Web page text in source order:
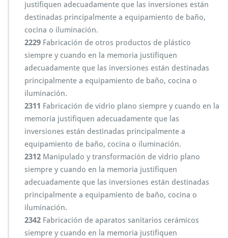
justifiquen adecuadamente que las inversiones están
destinadas principalmente a equipamiento de baño,
cocina o iluminación.
2229 Fabricación de otros productos de plástico
siempre y cuando en la memoria justifiquen
adecuadamente que las inversiones están destinadas
principalmente a equipamiento de baño, cocina o
iluminación.
2311 Fabricación de vidrio plano siempre y cuando en la
memoria justifiquen adecuadamente que las
inversiones están destinadas principalmente a
equipamiento de baño, cocina o iluminación.
2312 Manipulado y transformación de vidrio plano
siempre y cuando en la memoria justifiquen
adecuadamente que las inversiones están destinadas
principalmente a equipamiento de baño, cocina o
iluminación.
2342 Fabricación de aparatos sanitarios cerámicos
siempre y cuando en la memoria justifiquen